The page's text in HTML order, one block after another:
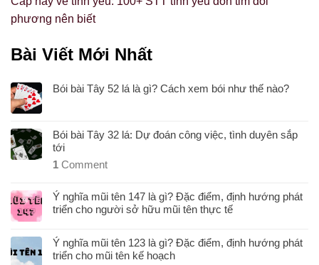
phương nên biết
Bài Viết Mới Nhất
Bói bài Tây 52 lá là gì? Cách xem bói như thế nào?
Bói bài Tây 32 lá: Dự đoán công việc, tình duyên sắp
tới
1 Comment
Ý nghĩa mũi tên 147 là gì? Đặc điểm, định hướng phát
triển cho người sở hữu mũi tên thực tế
Ý nghĩa mũi tên 123 là gì? Đặc điểm, định hướng phát
triển cho mũi tên kế hoạch